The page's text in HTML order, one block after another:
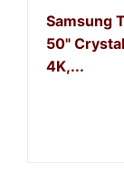
Samsung
50"
4K,...